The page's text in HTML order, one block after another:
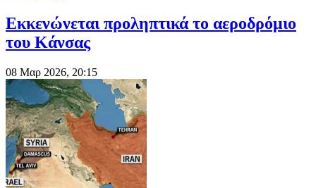
Εκκενώνεται προληπτικά το αεροδρόμιο
του Κάνσας
08 Μαρ 2026, 20:15